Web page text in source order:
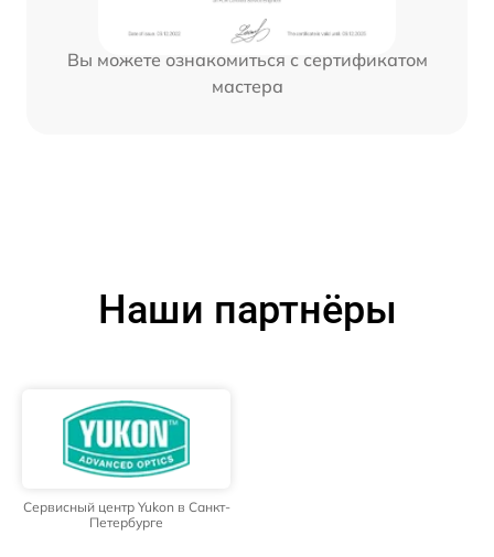
Вы можете ознакомиться с сертификатом
мастера
Наши партнёры
Сервисный центр Yukon в Санкт-
Петербурге